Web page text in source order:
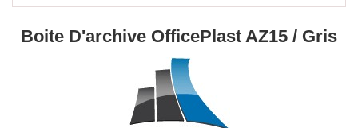
Boite D'archive OfficePlast AZ15 / Gris